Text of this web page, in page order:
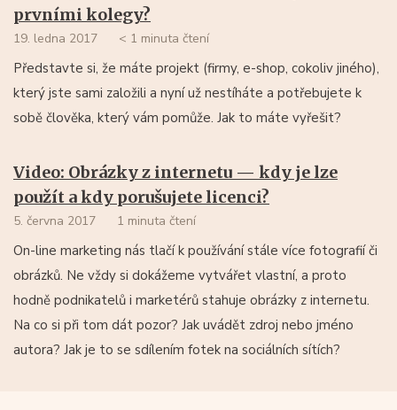
prvními kolegy?
19. ledna 2017 < 1 minuta čtení
Představte si, že máte projekt (firmy, e-shop, cokoliv jiného),
který jste sami založili a nyní už nestíháte a potřebujete k
sobě člověka, který vám pomůže. Jak to máte vyřešit?
Video: Obrázky z internetu — kdy je lze
použít a kdy porušujete licenci?
5. června 2017 1 minuta čtení
On-line marketing nás tlačí k používání stále více fotografií či
obrázků. Ne vždy si dokážeme vytvářet vlastní, a proto
hodně podnikatelů i marketérů stahuje obrázky z internetu.
Na co si při tom dát pozor? Jak uvádět zdroj nebo jméno
autora? Jak je to se sdílením fotek na sociálních sítích?